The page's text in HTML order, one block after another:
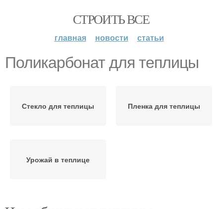
СТРОИТЬ ВСЕ
главная новости статьи
Поликарбонат для теплицы
Стекло для теплицы Пленка для теплицы
Урожай в теплице